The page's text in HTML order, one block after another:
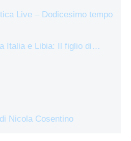
Live – Dodicesimo tempo
Italia e Libia: Il figlio di…
Nicola Cosentino